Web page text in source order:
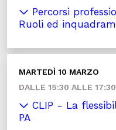
Percorsi
Ruoli ed
MARTEDÌ 10 MARZO
DALLE 15:30 ALLE 17:30
CLIP - La
PA